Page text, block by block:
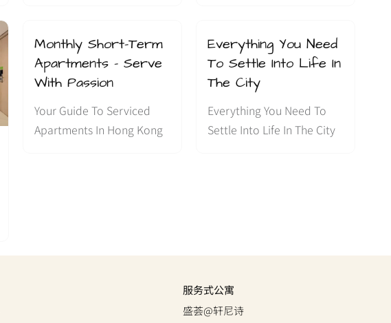
Monthly Short-Term
Apartments – Serve
With Passion
Your Guide To Serviced
Apartments In Hong Kong
Everything You Need
To Settle Into Life In
The City
Everything You Need To
Settle Into Life In The City
服务式公寓
盛荟@轩尼诗